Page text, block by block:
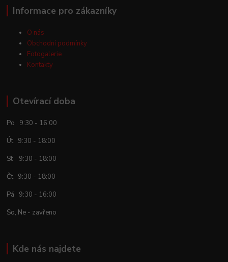
Informace pro zákazníky
O nás
Obchodní podmínky
Fotogalerie
Kontakty
Otevírací doba
Po 9:30 - 16:00
Út 9:30 - 18:00
St 9:30 - 18:00
Čt 9:30 - 18:00
Pá 9:30 - 16:00
So, Ne - zavřeno
Kde nás najdete